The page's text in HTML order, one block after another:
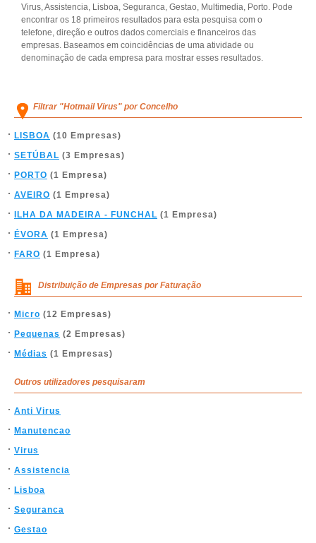
Virus, Assistencia, Lisboa, Seguranca, Gestao, Multimedia, Porto. Pode
encontrar os 18 primeiros resultados para esta pesquisa com o
telefone, direção e outros dados comerciais e financeiros das
empresas. Baseamos em coincidências de uma atividade ou
denominação de cada empresa para mostrar esses resultados.
Filtrar "Hotmail Virus" por Concelho
LISBOA (10 Empresas)
SETÚBAL (3 Empresas)
PORTO (1 Empresa)
AVEIRO (1 Empresa)
ILHA DA MADEIRA - FUNCHAL (1 Empresa)
ÉVORA (1 Empresa)
FARO (1 Empresa)
Distribuição de Empresas por Faturação
Micro (12 Empresas)
Pequenas (2 Empresas)
Médias (1 Empresas)
Outros utilizadores pesquisaram
Anti Virus
Manutencao
Virus
Assistencia
Lisboa
Seguranca
Gestao